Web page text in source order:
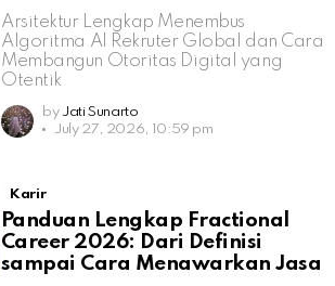
Arsitektur Lengkap Menembus
Algoritma AI Rekruter Global dan Cara
Membangun Otoritas Digital yang
Otentik
by Jati Sunarto
July 27, 2026, 10:59 pm
Karir
Panduan Lengkap Fractional
Career 2026: Dari Definisi
sampai Cara Menawarkan Jasa